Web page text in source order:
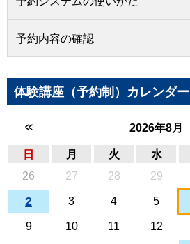
予約内容の確認
体験講座（予約制）カレンダー
<< 2026年8月
日 月 火 水
26
27 28 29
2 3 4 5
9 10 11 12